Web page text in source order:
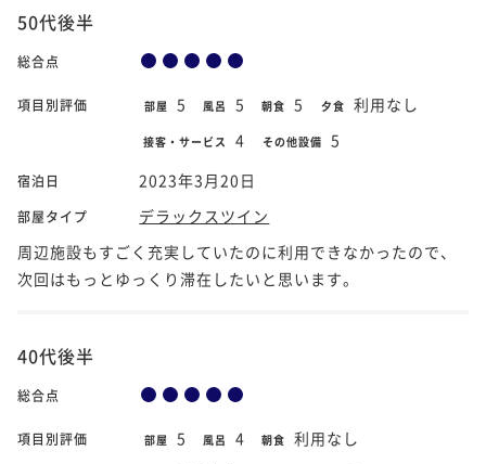
50代後半
総合点
項目別評価 部屋 5 風呂 5 朝食 5 夕食 利用なし
接客・サービス 4 その他設備 5
宿泊日 2023年3月20日
部屋タイプ
デラックスツイン
周辺施設もすごく充実していたのに利用できなかったので、
次回はもっとゆっくり滞在したいと思います。
40代後半
総合点
項目別評価 部屋 5 風呂 4 朝食 利用なし